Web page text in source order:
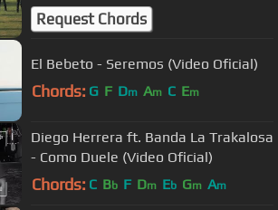
OFICIAL)
Request Chords
El Bebeto - Seremos (Video Oficial)
Chords: G F Dm Am C Em
Diego Herrera ft. Banda La Trakalosa
- Como Duele (Video Oficial)
Chords: C Bb F Dm Eb Gm Am